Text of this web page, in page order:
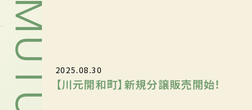
2025.08.30
【川元開和町】新規分譲販売開始！